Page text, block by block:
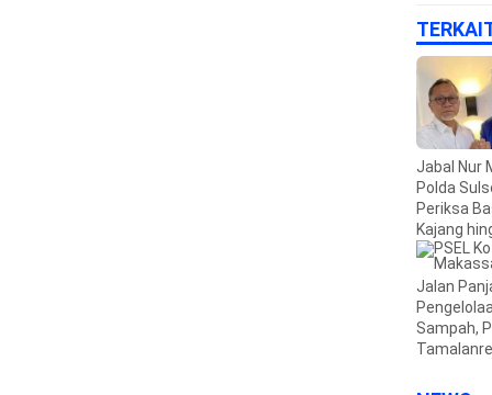
Jabal Nur
Polda
Periksa
Kajang
Usut
TPPU
Jalan
Sampah,
ke Perpres